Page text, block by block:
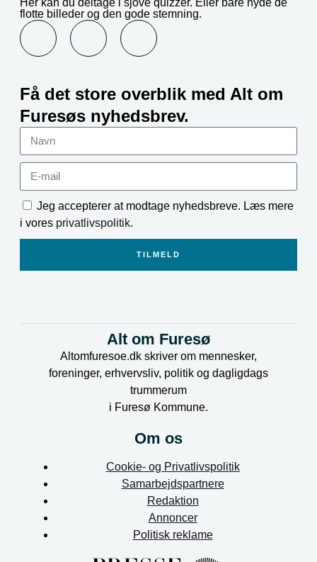
flotte billeder og den gode stemning.
F
c
e
b
o
o
-
L
n
d
i
-
i
n
I
s
g
r
m
Få det store overblik med Alt om
Furesøs nyhedsbrev.
Navn
mail
AcceptJeg accepterer at modtage nyhedsbreve. Læs mere
i vores privatlivspolitik.
TILMELD
Alt om Furesø
Altomfuresoe.dk skriver om mennesker,
foreninger, erhvervsliv, politik og dagligdags
trummerum
i Furesø Kommune.
Om os
Cookie- og Privatlivspolitik
Samarbejdspartnere
Redaktion
Annoncer
Politisk reklame